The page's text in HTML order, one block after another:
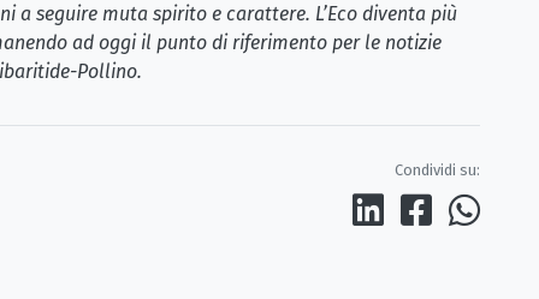
a seguire muta spirito e carattere. L’Eco diventa più
ad oggi il punto di riferimento per le notizie
Pollino.
Condividi su: